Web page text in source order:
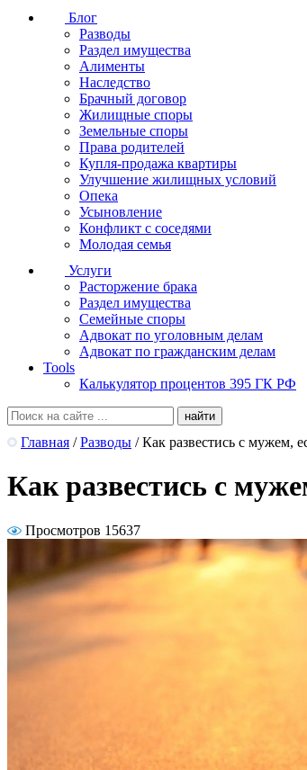
Блог
Разводы
Раздел имущества
Алименты
Наследство
Брачный договор
Жилищные споры
Земельные споры
Права родителей
Купля-продажа квартиры
Улучшение жилищных условий
Опека
Усыновление
Конфликт с соседями
Молодая семья
Услуги
Расторжение брака
Раздел имущества
Семейные споры
Адвокат по уголовным делам
Адвокат по гражданским делам
Tools
Калькулятор процентов 395 ГК РФ
Главная / Разводы / Как развестись с мужем,
Как развестись с
Просмотров 15637